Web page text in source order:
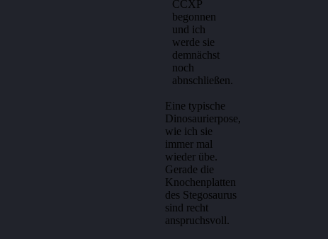
CCXP
begonnen
und ich
werde sie
demnächst
noch
abnschließen.
Eine typische
Dinosaurierpose,
wie ich sie
immer mal
wieder übe.
Gerade die
Knochenplatten
des Stegosaurus
sind recht
anspruchsvoll.